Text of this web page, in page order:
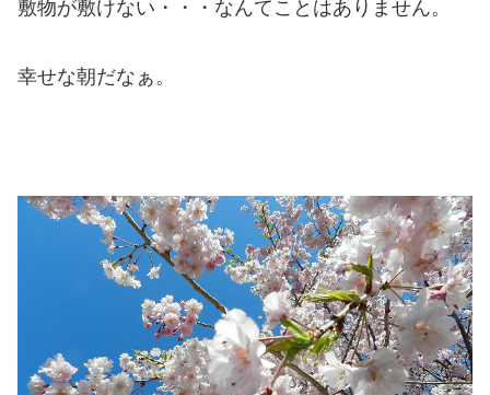
敷物が敷けない・・・なんてことはありません。
幸せな朝だなぁ。